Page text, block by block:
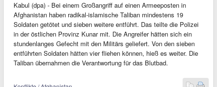
Kabul (dpa) - Bei einem Großangriff auf einen Armeeposten in
Afghanistan haben radikal-islamische Taliban mindestens 19
Soldaten getötet und sieben weitere entführt. Das teilte die Polizei
in der östlichen Provinz Kunar mit. Die Angreifer hätten sich ein
stundenlanges Gefecht mit den Militärs geliefert. Von den sieben
entführten Soldaten hätten vier fliehen können, hieß es weiter. Die
Taliban übernahmen die Verantwortung für das Blutbad.